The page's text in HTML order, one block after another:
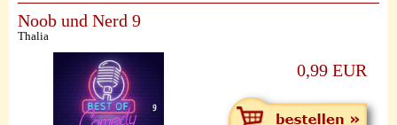
Noob und Nerd 9
Thalia
0,99 EUR